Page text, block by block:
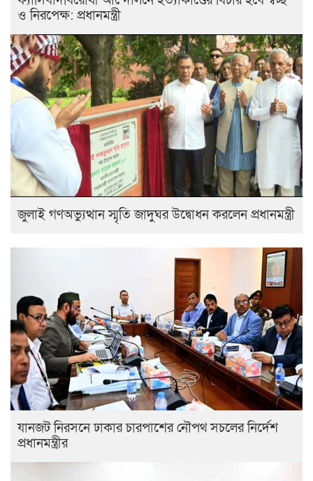
ও নিরপেক্ষ: প্রধানমন্ত্রী
জুলাই গণঅভ্যুত্থান স্মৃতি জাদুঘর উদ্বোধন করলেন প্রধানমন্ত্রী
যানজট নিরসনে ঢাকার চারপাশের নৌপথ সচলের নির্দেশ
প্রধানমন্ত্রীর